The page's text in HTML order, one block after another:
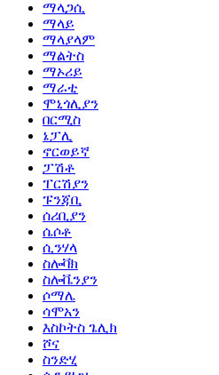
ማላጋሲ
ማላይ
ማላያላም
ማልትስ
ማኦሪይ
ማራቲ
ሞኒጎሊያን
በርሚስ
ኔፓሊ
ኖርወይኛ
ፓሽቶ
ፐርሽያን
ፑንጃቢ
ሰሪቢያን
ሴሶቶ
ሲንሃላ
ስሎቫክ
ስሎቬንያን
ሶማሌ
ሳሞአን
እስኮትስ ጌሊክ
ሾና
ስንድሂ